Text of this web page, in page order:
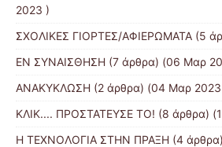
2023 )
ΣΧΟΛΙΚΕΣ ΓΙΟΡΤΕΣ/ΑΦΙΕΡΩΜΑΤΑ (5
ΕΝ ΣΥΝΑΙΣΘΗΣΗ (7 άρθρα) (06 Μαρ
ΑΝΑΚΥΚΛΩΣΗ (2 άρθρα) (04 Μαρ
ΚΛΙΚ.... ΠΡΟΣΤΑΤΕΥΣΕ ΤΟ! (8 άρθρα)
Η ΤΕΧΝΟΛΟΓΙΑ ΣΤΗΝ ΠΡΑΞΗ (4